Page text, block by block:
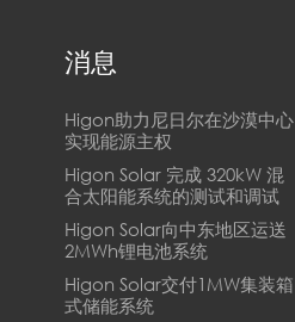
消息
Higon助力尼日尔在沙漠中心
实现能源主权
Higon Solar 完成 320kW 混
合太阳能系统的测试和调试
Higon Solar向中东地区运送
2MWh锂电池系统
Higon Solar交付1MW集装箱
式储能系统